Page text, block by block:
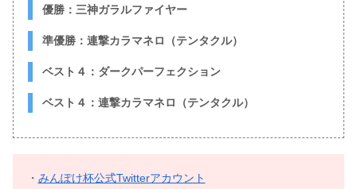
優勝：三神ガラルファイヤー
準優勝：連撃カラマネロ（テンタクル）
ベスト４：ダークパーフェクション
ベスト４：連撃カラマネロ（テンタクル）
・ みんぽけ杯公式Twitterアカウント